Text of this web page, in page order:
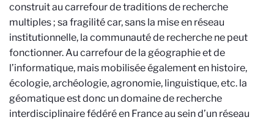
construit au carrefour de traditions de recherche
multiples ; sa fragilité car, sans la mise en réseau
institutionnelle, la communauté de recherche ne peut
fonctionner. Au carrefour de la géographie et de
l’informatique, mais mobilisée également en histoire,
écologie, archéologie, agronomie, linguistique, etc. la
géomatique est donc un domaine de recherche
interdisciplinaire fédéré en France au sein d’un réseau